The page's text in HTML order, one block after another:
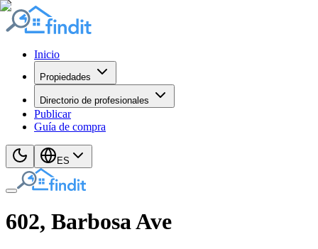
Inicio
Propiedades
Directorio de profesionales
Publicar
Guía de compra
ES
602, Barbosa Ave